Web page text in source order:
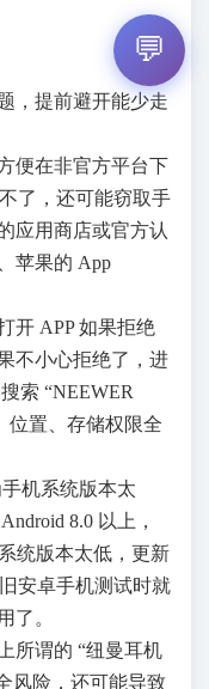
，提前避开能少走
便在非官方平台下
了，还可能窃取手
应用商店或官方认
苹果的 App
开 APP 如果拒绝
不小心拒绝了，进
索 “NEEWER
位置、存储权限全
机系统版本太
8.0 以上，
统版本太低，更新
安卓手机测试时就
了。
所谓的 “纽曼耳机
风险，还可能导致
💬